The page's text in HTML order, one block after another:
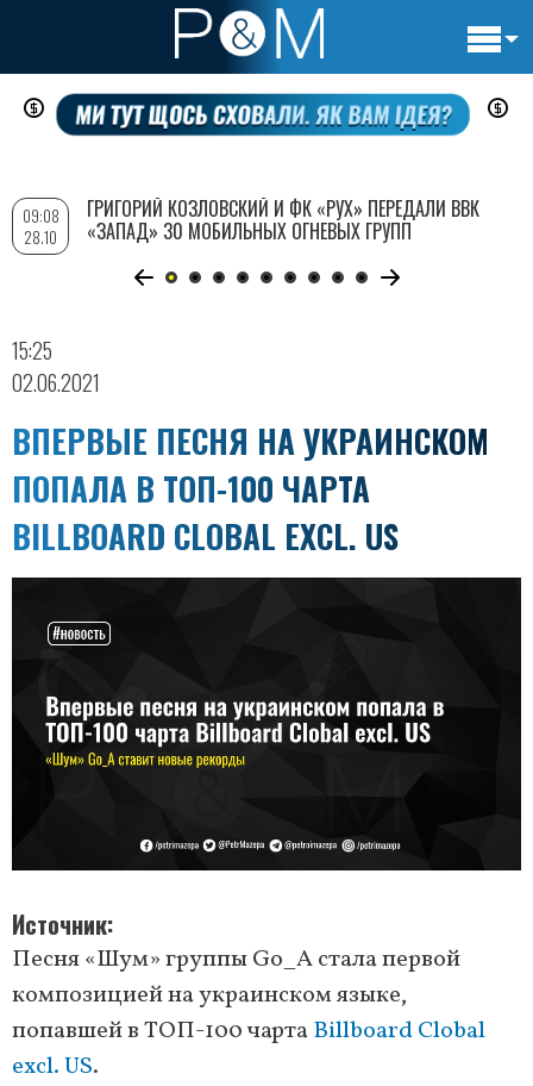
Перейти
содержанию
15:25
02.06.2021
ВПЕРВЫЕ ПЕСНЯ НА УКРАИНСКОМ
ПОПАЛА В ТОП-100 ЧАРТА
BILLBOARD CLOBAL EXCL. US
Источник
Песня «Шум» группы Go_A стала первой
композицией на украинском языке,
попавшей в ТОП-100 чартаBillboard Clobal
excl. US.
09:08
28.10
ГРИГОРИЙ КОЗЛОВСКИЙ И ФК «РУХ» ПЕРЕДАЛИ ВВК
«ЗАПАД» 30 МОБИЛЬНЫХ ОГНЕВЫХ ГРУПП